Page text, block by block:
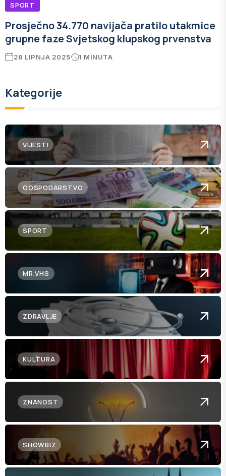
SPORT
Prosječno 34.770 navijača pratilo utakmice
grupne faze Svjetskog klupskog prvenstva
28 LIPNJA 2025 1 MINUTA
Kategorije
VIJESTI
GOSPODARSTVO
SPORT
MR.VHS
ZDRAVLJE
KULTURA
ZNANOST
SHOWBIZ